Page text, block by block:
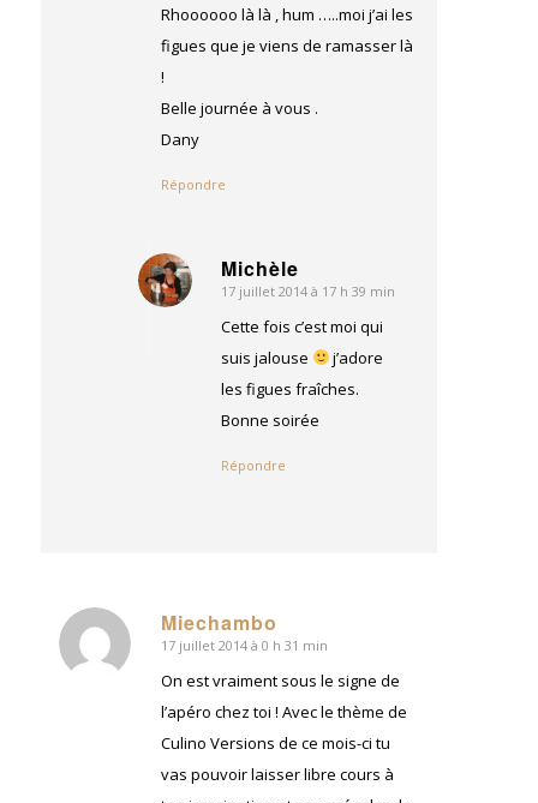
Rhoooooo là là , hum …..moi j’ai les
figues que je viens de ramasser là
!
Belle journée à vous .
Dany
Répondre
Michèle
dit
17 juillet 2014 à 17 h 39 min
Cette fois c’est moi qui
suis jalouse
j’adore
les figues fraîches.
Bonne soirée
Répondre
Miechambo
dit
17 juillet 2014 à 0 h 31 min
On est vraiment sous le signe de
l’apéro chez toi ! Avec le thème de
Culino Versions de ce mois-ci tu
vas pouvoir laisser libre cours à